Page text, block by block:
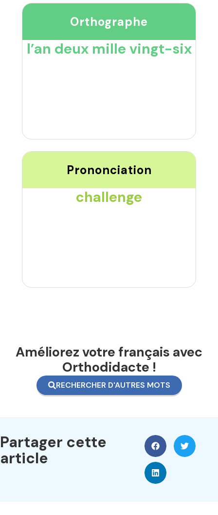
Orthographe
l’an deux mille vingt-six
Prononciation
challenge
Améliorez votre français avec
Orthodidacte !
RECHERCHER D'AUTRES MOTS
Partager cette
article